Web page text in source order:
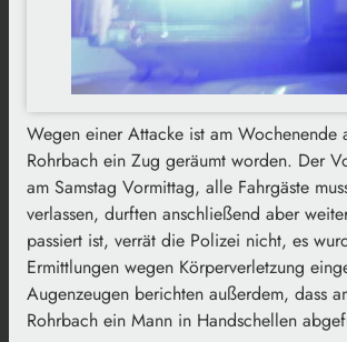
Wegen einer Attacke ist am Wochenende
Rohrbach ein Zug geräumt worden. Der
am Samstag Vormittag, alle Fahrgäste
verlassen, durften anschließend aber
passiert ist, verrät die Polizei nicht, es
Ermittlungen wegen Körperverletzung
Augenzeugen berichten außerdem, dass
Rohrbach ein Mann in Handschellen